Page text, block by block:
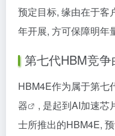
预定目标, 缘由在于客
年开展, 方可保障明年
第七代HBM竞
HBM4E作为属于第七
器
, 是起到AI加速芯
士所推出的HBM4E,